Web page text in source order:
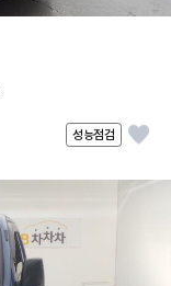
성능점검